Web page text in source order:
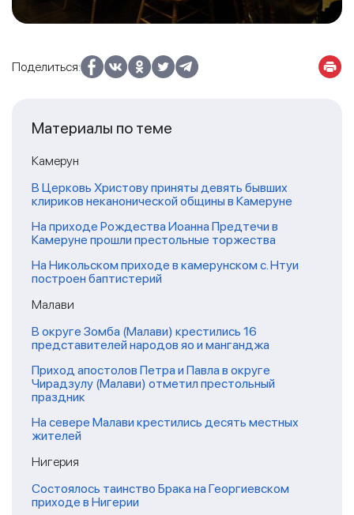
Поделиться:
Материалы по теме
Камерун
В Церковь Христову приняты девять бывших
клириков неканонической общины в Камеруне
На приходе Рождества Иоанна Предтечи в
Камеруне прошли престольные торжества
На Никольском приходе в камерунском с. Нтуи
построен баптистерий
Малави
В округе Зомба (Малави) крестились 16
представителей народов яо и манганджа
Приход апостолов Петра и Павла в округе
Чирадзулу (Малави) отметил престольный
праздник
На севере Малави крестились десять местных
жителей
Нигерия
Состоялось таинство Брака на Георгиевском
приходе в Нигерии